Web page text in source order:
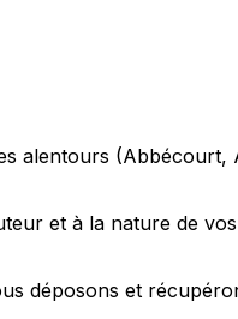
alentours
et à la nature de
déposons et